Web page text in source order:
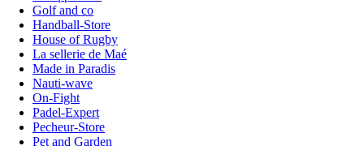
Golf and co
Handball-Store
House of Rugby
La sellerie de Maé
Made in Paradis
Nauti-wave
On-Fight
Padel-Expert
Pecheur-Store
Pet and Garden